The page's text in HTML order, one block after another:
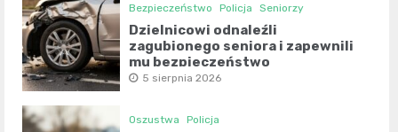
Bezpieczeństwo Policja Seniorzy
Dzielnicowi odnaleźli
zagubionego seniora i zapewnili
mu bezpieczeństwo
5 sierpnia 2026
Oszustwa Policja